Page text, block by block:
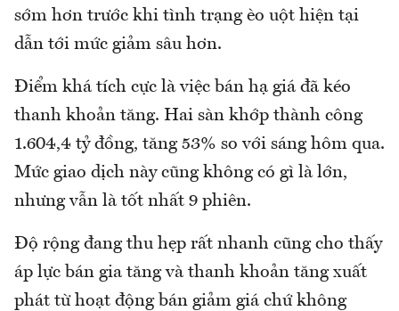
sớm hơn trước khi tình trạng èo uột hiện tại
dẫn tới mức giảm sâu hơn.
Điểm khá tích cực là việc bán hạ giá đã kéo
thanh khoản tăng. Hai sàn khớp thành công
1.604,4 tỷ đồng, tăng 53% so với sáng hôm qua.
Mức giao dịch này cũng không có gì là lớn,
nhưng vẫn là tốt nhất 9 phiên.
Độ rộng đang thu hẹp rất nhanh cũng cho thấy
áp lực bán gia tăng và thanh khoản tăng xuất
phát từ hoạt động bán giảm giá chứ không